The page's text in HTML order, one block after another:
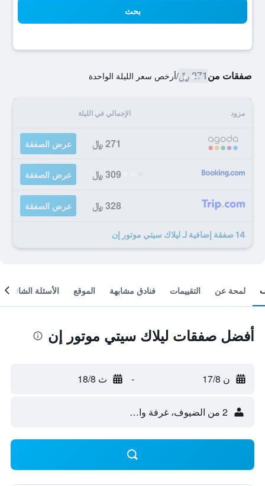
بحث
صفقات من271 ﷼ /أرخص سعر الليلة الواحدة
مزود الإجمالي في الليلة
271 ﷼ عرض الصفقة
309 ﷼ عرض الصفقة
328 ﷼ عرض الصفقة
14 صفقة إضافية لـ ليلاك سيتي موتور إن
لمحة عن التقييمات فنادق مشابهة الموقع الأسئلة الشائعة
أفضل صفقات ليلاك سيتي موتور إن
ن 17/8 - ث 18/8
2 من الضيوف، غرفة واحدة